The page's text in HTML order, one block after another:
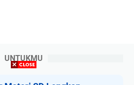
UNTUKMU